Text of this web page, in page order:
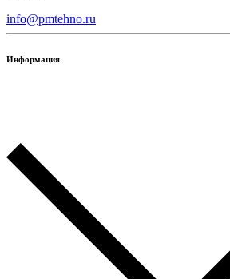
info@pmtehno.ru
Информация